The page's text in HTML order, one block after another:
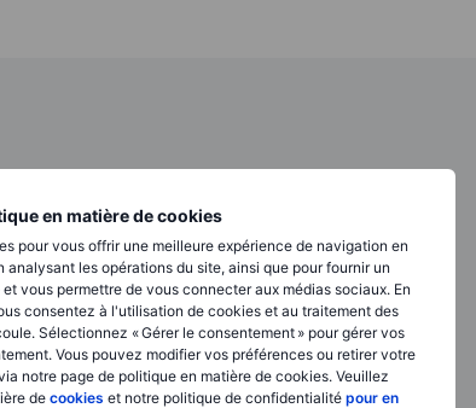
en matière de cookies
pour vous offrir une meilleure expérience de navigation en
analysant les opérations du site, ainsi que pour fournir un
vous permettre de vous connecter aux médias sociaux. En
consentez à l'utilisation de cookies et au traitement des
Sélectionnez « Gérer le consentement » pour gérer vos
Vous pouvez modifier vos préférences ou retirer votre
notre page de politique en matière de cookies. Veuillez
de cookies et notre politique de confidentialité pour en